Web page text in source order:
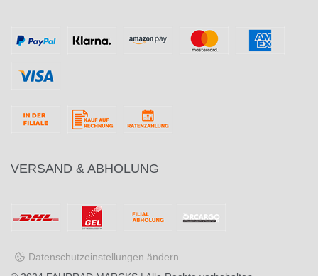
VERSAND & ABHOLUNG
Datenschutzeinstellungen ändern